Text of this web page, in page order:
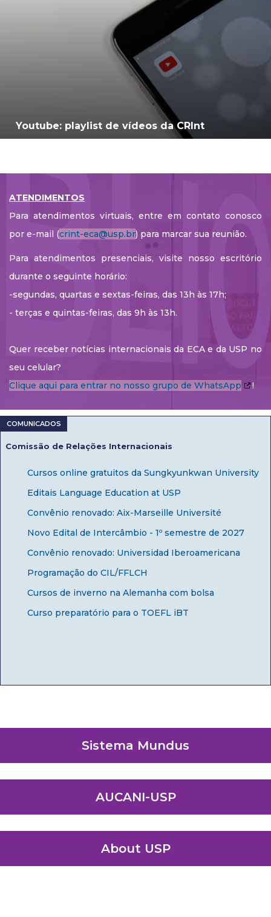
Youtube: playlist de vídeos da CRInt
ATENDIMENTOS
Para atendimentos virtuais, entre em contato conosco
por e-mail (crint-eca@usp.br) para marcar sua reunião.
Para atendimentos presenciais, visite nosso escritório
durante o seguinte horário:
-segundas, quartas e sextas-feiras, das 13h às 17h;
- terças e quintas-feiras, das 9h às 13h.
Quer receber notícias internacionais da ECA e da USP no
seu celular?
Clique aqui para entrar no nosso grupo de WhatsApp
!
Comissão de Relações Internacionais
Cursos online gratuitos da Sungkyunkwan University
Editais Language Education at USP
Convênio renovado: Aix-Marseille Université
Novo Edital de Intercâmbio - 1º semestre de 2027
Convênio renovado: Universidad Iberoamericana
Programação do CIL/FFLCH
Cursos de inverno na Alemanha com bolsa
Curso preparatório para o TOEFL iBT
Sistema Mundus
AUCANI-USP
About USP